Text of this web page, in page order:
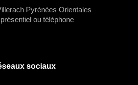
Pyrénées Orientales
ou téléphone
sociaux